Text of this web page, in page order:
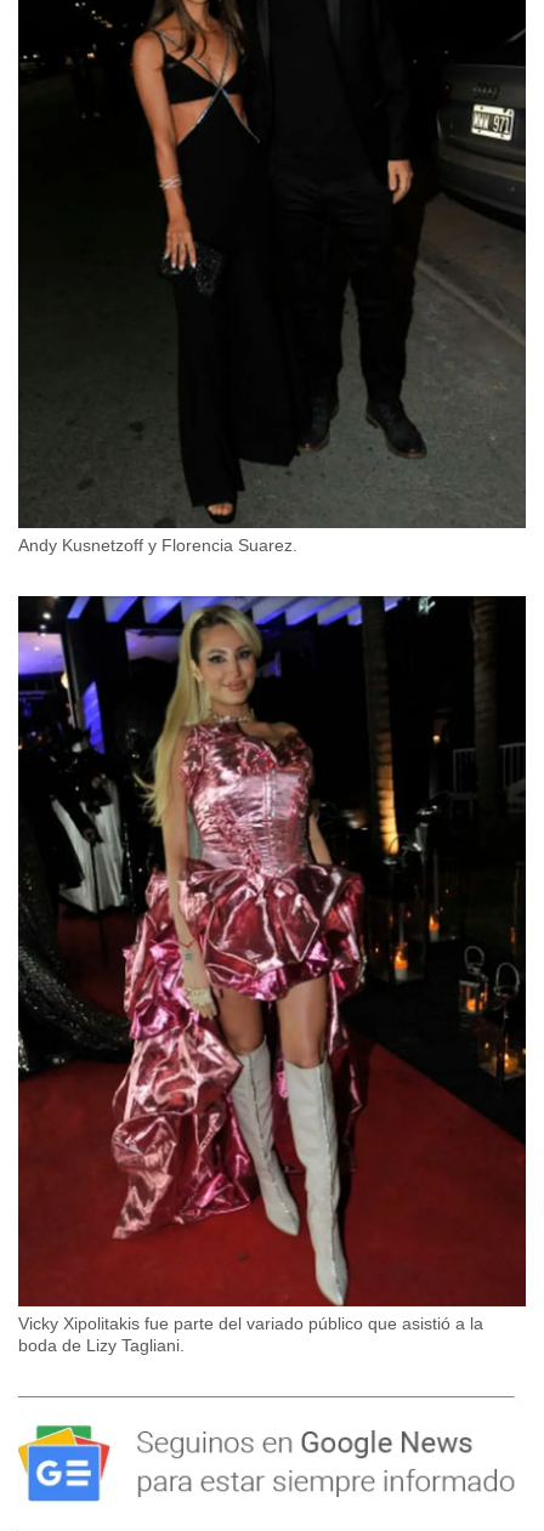
Andy Kusnetzoff y Florencia Suarez.
Vicky Xipolitakis fue parte del variado público que asistió a la
boda de Lizy Tagliani.